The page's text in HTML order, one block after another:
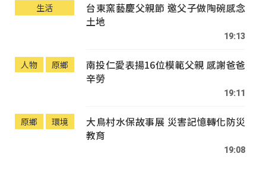
生活
台東窯藝慶父親節 邀父子做陶碗感念
土地
19:13
人物 原鄉
南投仁愛表揚16位模範父親 感謝爸爸
辛勞
19:11
原鄉 環境
大鳥村水保故事展 災害記憶轉化防災
教育
19:08